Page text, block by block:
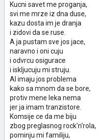
Kucni savet me proganja,
svi me mrze iz dna duse,
kazu dosta im je dranja
i zidovi da se ruse.
A ja pustam sve jos jace,
naravno i oni cuju
i odvrcu osigurace
i iskljucuju mi struju.
Al imaju jos problema
kako sa mnom da se bore,
protiv mene leka nema
jer ja imam tranzistore.
Komsije ce da me biju
zbog preglasnog rock'n'rola,
pominju mi familiju,